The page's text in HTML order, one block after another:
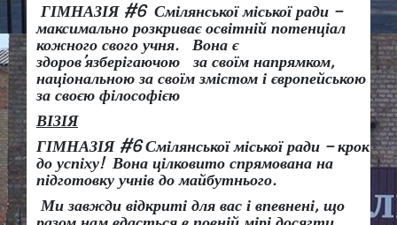
ГІМНАЗІЯ #6 Смілянської міської ради –
максимально розкриває освітній потенціал
кожного свого учня.
Вона є
здоров’язберігаючою за своїм напрямком,
національною за своїм змістом і європейською
за своєю філософією
ВІЗІЯ
ГІМНАЗІЯ #6 Смілянської міської ради – крок
до успіху! Вона цілковито спрямована на
підготовку учнів до майбутнього.
Ми завжди відкриті для вас і впевнені, що